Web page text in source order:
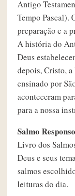
Antigo
Tempo Pascal).
preparação e a
A história do
Deus
depois, Cristo,
ensinado por
aconteceram
para a nossa
Salmo
Livro dos
Deus e seus
salmos
leituras do dia.